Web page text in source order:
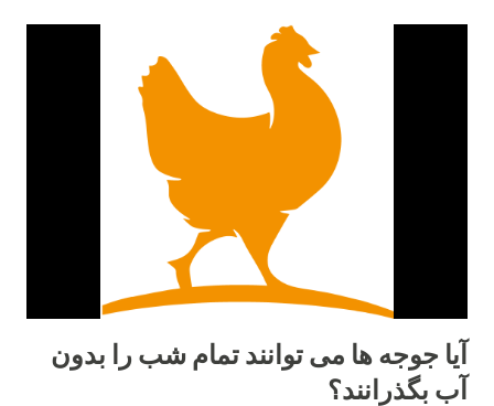
اگر در یک آپارتمان 3 خوابه زندگی می کنید، ممکن است فضای کافی
در بالکن خود داشته باشید. در غیر این صورت، ممکن است به منطقه
ای به ابعاد 2 در 2 نگاه کنید که در آن عملاً هیچ کاری جز ایستادن و
لذت بردن از قهوه خود نمی توانید انجام دهید! نگهداری مرغ ها در چنین
بالکنی به هیچ وجه امکان پذیر نیست، زیرا هر حیوان خانگی به فضایی
برای حرکت در اطراف نیاز دارد. مرغ ها دوست دارند در گله باشند
مرغ ها پرندگانی بسیار اجتماعی هستند...
آیا جوجه ها می توانند تمام شب را بدون
آب بگذرانند؟